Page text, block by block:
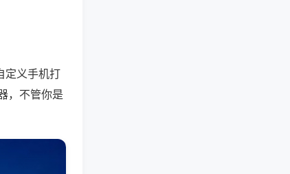
定义手机打
，不管你是